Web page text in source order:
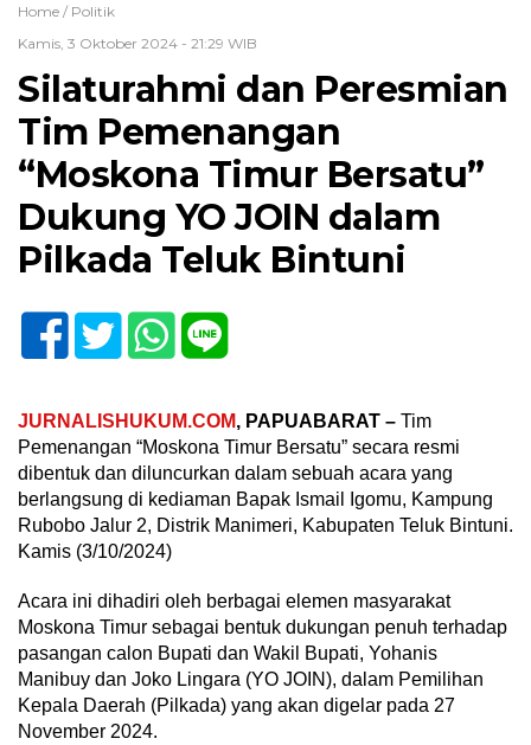
Home / Politik
Kamis, 3 Oktober 2024 - 21:29 WIB
Silaturahmi dan Peresmian
Tim Pemenangan
“Moskona Timur Bersatu”
Dukung YO JOIN dalam
Pilkada Teluk Bintuni
JURNALISHUKUM.COM, PAPUABARAT – Tim
Pemenangan “Moskona Timur Bersatu” secara resmi
dibentuk dan diluncurkan dalam sebuah acara yang
berlangsung di kediaman Bapak Ismail Igomu, Kampung
Rubobo Jalur 2, Distrik Manimeri, Kabupaten Teluk Bintuni.
Kamis (3/10/2024)
Acara ini dihadiri oleh berbagai elemen masyarakat
Moskona Timur sebagai bentuk dukungan penuh terhadap
pasangan calon Bupati dan Wakil Bupati, Yohanis
Manibuy dan Joko Lingara (YO JOIN), dalam Pemilihan
Kepala Daerah (Pilkada) yang akan digelar pada 27
November 2024.